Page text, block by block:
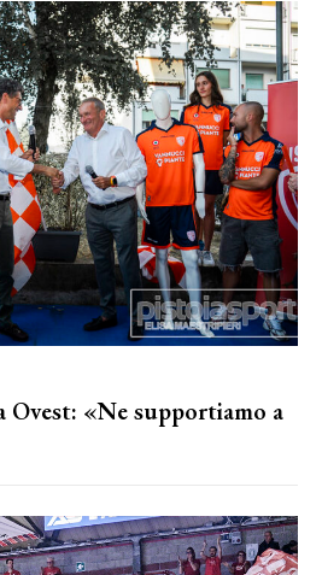
Ovest: «Ne supportiamo a